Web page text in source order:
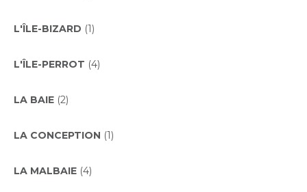
L'ÎLE-BIZARD (1)
L'ÎLE-PERROT (4)
LA BAIE (2)
LA CONCEPTION (1)
LA MALBAIE (4)